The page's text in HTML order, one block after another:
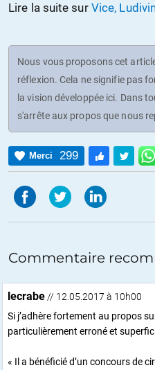
Lire la suite sur Vice,
Nous vous proposons cet
réflexion. Cela ne signifie pas
la vision développée ici. Dans
s'arrête aux propos que nous
Merci 299
Commentaire
lecrabe // 12.05.2017 à 10h00
Si j’adhère fortement au propos
particulièrement erroné et
« Il a bénéficié d’un concours de